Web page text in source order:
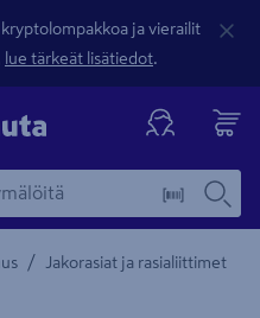
ja vierailit
lue tärkeät lisätiedot.
/ Jakorasiat ja rasialiittimet